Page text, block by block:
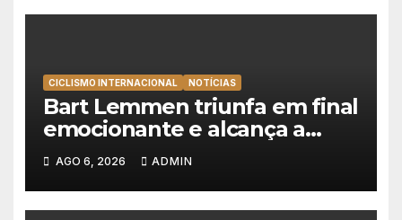
CICLISMO INTERNACIONAL NOTÍCIAS
Bart Lemmen triunfa em final
emocionante e alcança a
primeira vitória da carreira na
Volta à Polónia
AGO 6, 2026 ADMIN